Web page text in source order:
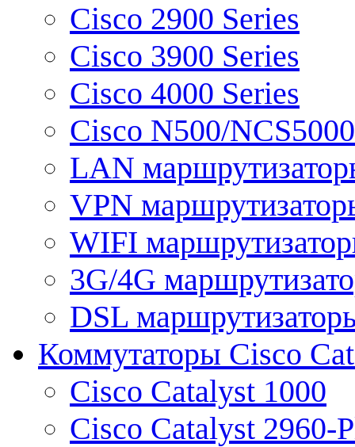
Cisco 2900 Series
Cisco 3900 Series
Cisco 4000 Series
Cisco N500/
LAN
VPN
WIFI
3G/4G
DSL
Коммутаторы Cisco
Cisco Catalyst 1000
Cisco Catalyst 2960-